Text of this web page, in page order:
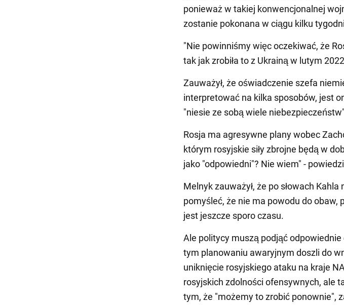
ponieważ w takiej konwencjonalnej
zostanie pokonana w ciągu kilku
"Nie powinniśmy więc oczekiwać, że
tak jak zrobiła to z Ukrainą w lutym
Zauważył, że oświadczenie szefa
interpretować na kilka sposobów, jest
"niesie ze sobą wiele
Rosja ma agresywne plany wobec
którym rosyjskie siły zbrojne będą w
jako "odpowiedni"? Nie wiem" -
Melnyk zauważył, że po słowach
pomyśleć, że nie ma powodu do obaw,
jest jeszcze sporo czasu.
Ale politycy muszą podjąć odpowiednie
tym planowaniu awaryjnym doszli do
uniknięcie rosyjskiego ataku na kraje
rosyjskich zdolności ofensywnych, ale
tym, że "możemy to zrobić ponownie",